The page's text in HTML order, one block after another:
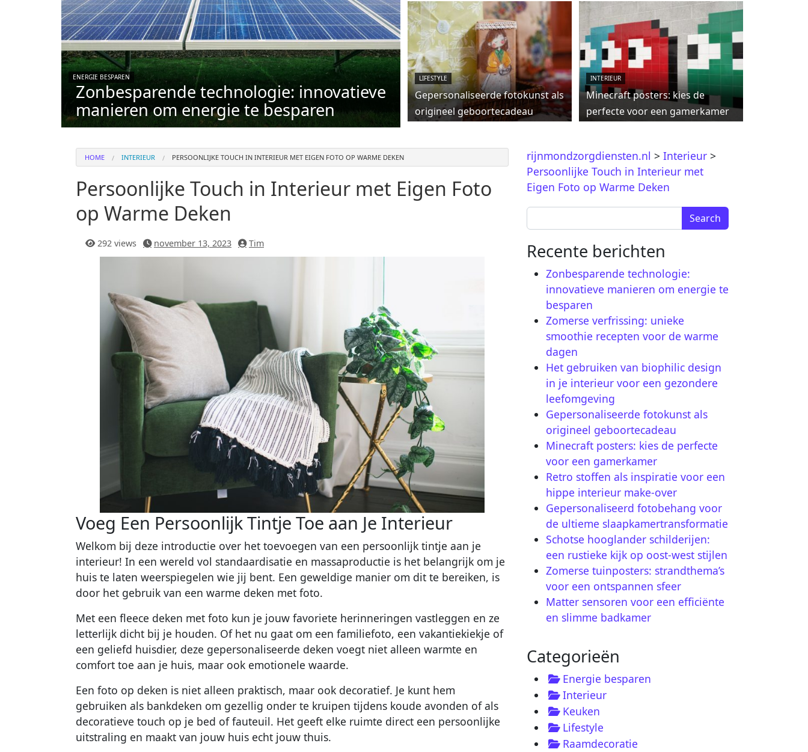
ENERGIE BESPAREN
Zonbesparende technologie: innovatieve
manieren om energie te besparen
LIFESTYLE
Gepersonaliseerde fotokunst als
origineel geboortecadeau
INTERIEUR
Minecraft posters: kies de
perfecte voor een gamerkamer
HOME INTERIEUR PERSOONLIJKE TOUCH IN INTERIEUR MET EIGEN FOTO OP WARME DEKEN
Persoonlijke Touch in Interieur met Eigen Foto
op Warme Deken
292 views november 13, 2023 Tim
Voeg Een Persoonlijk Tintje Toe aan Je Interieur
Welkom bij deze introductie over het toevoegen van een persoonlijk tintje aan je
interieur! In een wereld vol standaardisatie en massaproductie is het belangrijk om je
huis te laten weerspiegelen wie jij bent. Een geweldige manier om dit te bereiken, is
door het gebruik van een warme deken met foto.
Met een fleece deken met foto kun je jouw favoriete herinneringen vastleggen en ze
letterlijk dicht bij je houden. Of het nu gaat om een familiefoto, een vakantiekiekje of
een geliefd huisdier, deze gepersonaliseerde deken voegt niet alleen warmte en
comfort toe aan je huis, maar ook emotionele waarde.
Een foto op deken is niet alleen praktisch, maar ook decoratief. Je kunt hem
gebruiken als bankdeken om gezellig onder te kruipen tijdens koude avonden of als
decoratieve touch op je bed of fauteuil. Het geeft elke ruimte direct een persoonlijke
uitstraling en maakt van jouw huis echt jouw thuis.
rijnmondzorgdiensten.nl > Interieur >
Persoonlijke Touch in Interieur met
Eigen Foto op Warme Deken
Search for:
Recente berichten
Zonbesparende technologie:
innovatieve manieren om energie te
besparen
Zomerse verfrissing: unieke
smoothie recepten voor de warme
dagen
Het gebruiken van biophilic design
in je interieur voor een gezondere
leefomgeving
Gepersonaliseerde fotokunst als
origineel geboortecadeau
Minecraft posters: kies de perfecte
voor een gamerkamer
Retro stoffen als inspiratie voor een
hippe interieur make-over
Gepersonaliseerd fotobehang voor
de ultieme slaapkamertransformatie
Schotse hooglander schilderijen:
een rustieke kijk op oost-west stijlen
Zomerse tuinposters: strandthema’s
voor een ontspannen sfeer
Matter sensoren voor een efficiënte
en slimme badkamer
Categorieën
Energie besparen
Interieur
Keuken
Lifestyle
Raamdecoratie